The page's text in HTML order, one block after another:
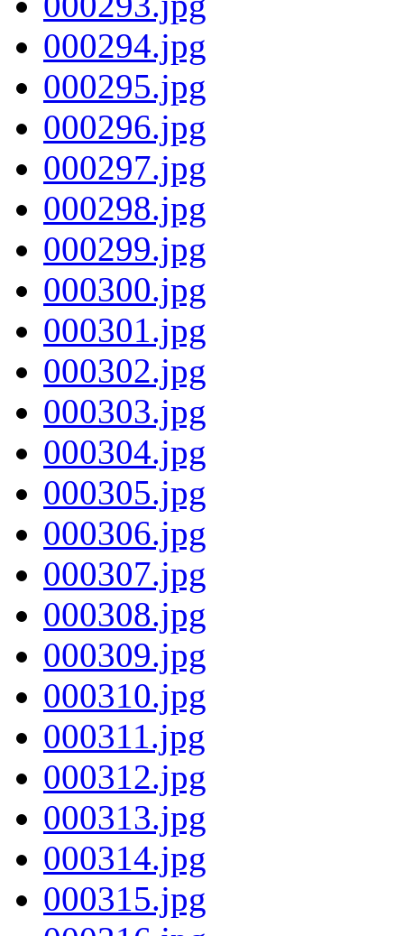
000294.jpg
000295.jpg
000296.jpg
000297.jpg
000298.jpg
000299.jpg
000300.jpg
000301.jpg
000302.jpg
000303.jpg
000304.jpg
000305.jpg
000306.jpg
000307.jpg
000308.jpg
000309.jpg
000310.jpg
000311.jpg
000312.jpg
000313.jpg
000314.jpg
000315.jpg